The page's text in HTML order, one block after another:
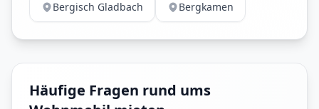
Bergisch Gladbach Bergkamen
Häufige Fragen rund ums